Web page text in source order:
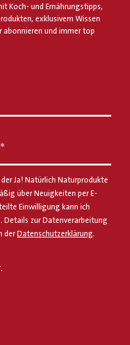
Koch- und Ernährungstipps,
exklusivem Wissen
abonnieren und immer top
*
Ja! Natürlich Naturprodukte
über Neuigkeiten per E-
Einwilligung kann ich
Details zur Datenverarbeitung
der Datenschutzerklärung.